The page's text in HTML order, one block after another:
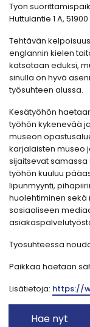
Työn
Huttulantie 1 A,
Tehtävän
englannin kielen
katsotaan eduksi,
sinulla on hyvä
työsuhteen alussa.
Kesätyöhön
työhön kykenevää
museon
karjalaisten museo
sijaitsevat
työhön kuuluu
lipunmyynti,
huolehtiminen
sosiaaliseen
Työsuhteessa
Paikkaa haetaan
Lisätietoja: https://
Hae nyt